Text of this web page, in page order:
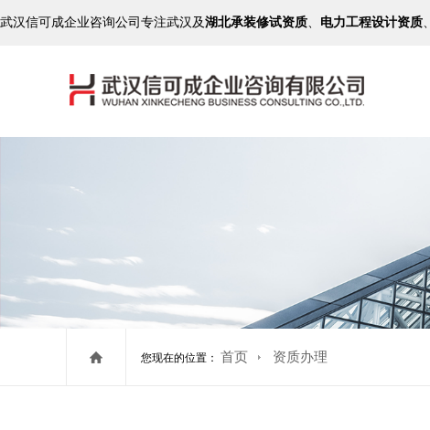
武汉信可成企业咨询公司专注武汉及湖北承装修试资质、 电力工程设计资质、
您现在的位置： 首页 资质办理